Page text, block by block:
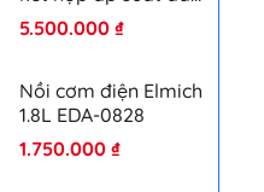
năng Elmich AFE-
1808
5.500.000 ₫
Nồi cơm điện Elmich
1.8L EDA-0828
1.750.000 ₫